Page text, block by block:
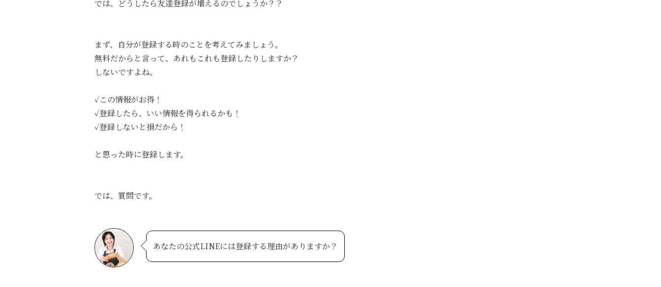
では、どうしたら友達登録が増えるのでしょうか？？
まず、自分が登録する時のことを考えてみましょう。
無料だからと言って、あれもこれも登録したりしますか？
しないですよね。
✓この情報がお得！
✓登録したら、いい情報を得られるかも！
✓登録しないと損だから！
と思った時に登録します。
では、質問です。
あなたの公式LINEには登録する理由がありますか？